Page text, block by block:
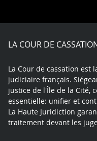
X
LA COUR DE
La Cour de cassation est
judiciaire français.
justice de l'Île de la Cité,
essentielle: unifier et
La Haute Juridiction
traitement devant les